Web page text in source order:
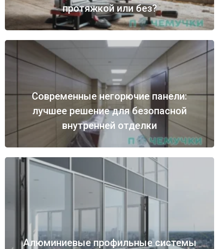
протяжкой или без?
Современные негорючие панели:
лучшее решение для безопасной
внутренней отделки
Алюминиевые профильные системы